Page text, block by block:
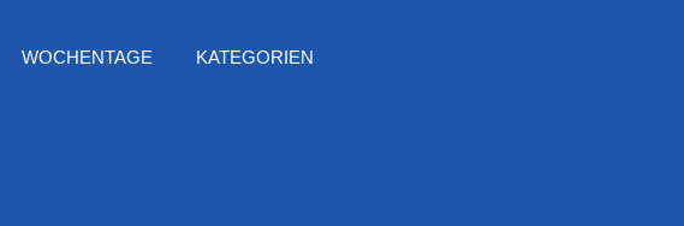
WOCHENTAGE KATEGORIEN